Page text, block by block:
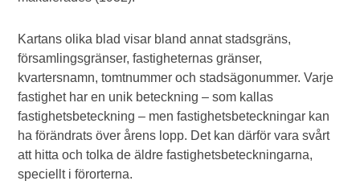
Kartans olika blad visar bland annat stadsgräns,
församlingsgränser, fastigheternas gränser,
kvartersnamn, tomtnummer och stadsägonummer. Varje
fastighet har en unik beteckning – som kallas
fastighetsbeteckning – men fastighetsbeteckningar kan
ha förändrats över årens lopp. Det kan därför vara svårt
att hitta och tolka de äldre fastighetsbeteckningarna,
speciellt i förorterna.